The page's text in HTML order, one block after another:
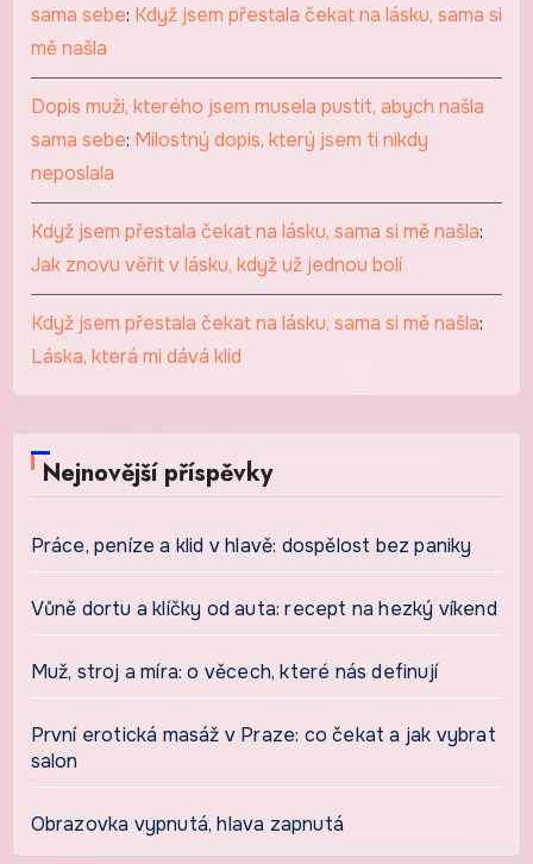
sama sebe: Když jsem přestala čekat na lásku, sama si
mě našla
Dopis muži, kterého jsem musela pustit, abych našla
sama sebe: Milostný dopis, který jsem ti nikdy
neposlala
Když jsem přestala čekat na lásku, sama si mě našla:
Jak znovu věřit v lásku, když už jednou bolí
Když jsem přestala čekat na lásku, sama si mě našla:
Láska, která mi dává klid
Nejnovější příspěvky
Práce, peníze a klid v hlavě: dospělost bez paniky
Vůně dortu a klíčky od auta: recept na hezký víkend
Muž, stroj a míra: o věcech, které nás definují
První erotická masáž v Praze: co čekat a jak vybrat
salon
Obrazovka vypnutá, hlava zapnutá